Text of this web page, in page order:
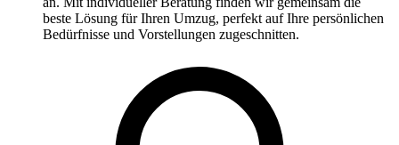
beste Lösung für Ihren Umzug, perfekt auf Ihre persönlichen
Bedürfnisse und Vorstellungen zugeschnitten.